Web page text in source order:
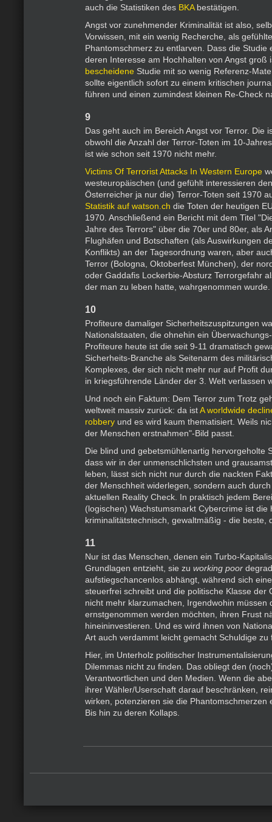
auch die Statistiken des BKAbestätigen.
Angst vor zunehmender Kriminalität ist also,
Vorwissen, mit ein wenig Recherche, als
Phantomschmerz zu entlarven. Dass die Studie
deren Interesse am Hochhalten von Angst groß
bescheidene Studie mit so wenig Referenz-
sollte eigentlich sofort zu einem kritischen
führen und einen zumindest kleinen Re-Check
9
Das geht auch im Bereich Angst vor Terror. Die
obwohl die Anzahl der Terror-Toten im 10-
ist wie schon seit 1970 nicht mehr.
Victims Of Terrorist Attacks In Western Europe
westeuropäischen (und gefühlt interessieren
Österreicher ja nur die) Terror-Toten seit 1970
Statistik auf watson.ch die Toten der heutigen
1970. Anschließend ein Bericht mit dem Titel
Jahre des Terrors" über die 70er und 80er, als
Flughäfen und Botschaften (als Auswirkungen
Konflikts) an der Tagesordnung waren, aber
Terror (Bologna, Oktoberfest München), der
oder Gaddafis Lockerbie-Absturz Terrorgefahr
der man zu leben hatte, wahrgenommen wurde.
10
Profiteure damaliger Sicherheitszuspitzungen
Nationalstaaten, die ohnehin ein
Profiteure heute ist die seit 9-11 dramatisch
Sicherheits-Branche als Seitenarm des
Komplexes, der sich nicht mehr nur auf Profit
in kriegsführende Länder der 3. Welt verlassen
Und noch ein Faktum: Dem Terror zum Trotz
weltweit massiv zurück: da istA worldwide
robbery und es wird kaum thematisiert. Weils
der Menschen erstnahmen"-Bild passt.
Die blind und gebetsmühlenartig hervorgeholte
dass wir in der unmenschlichsten und
leben, lässt sich nicht nur durch die nackten
der Menschheit widerlegen, sondern auch
aktuellen Reality Check. In praktisch jedem
(logischen) Wachstumsmarkt Cybercrime ist die
kriminalitätstechnisch, gewaltmäßig - die beste,
11
Nur ist das Menschen, denen ein Turbo-
Grundlagen entzieht, sie zu working poor
aufstiegschancenlos abhängt, während sich
steuerfrei schreibt und die politische Klasse der
nicht mehr klarzumachen, Irgendwohin müssen
ernstgenommen werden möchten, ihren Frust
hineininvestieren. Und es wird ihnen von
Art auch verdammt leicht gemacht Schuldige zu
Hier, im Unterholz politischer
Dilemmas nicht zu finden. Das obliegt den
Verantwortlichen und den Medien. Wenn die
ihrer Wähler/Userschaft darauf beschränken,
wirken, potenzieren sie die Phantomschmerzen
Bis hin zu deren Kollaps.